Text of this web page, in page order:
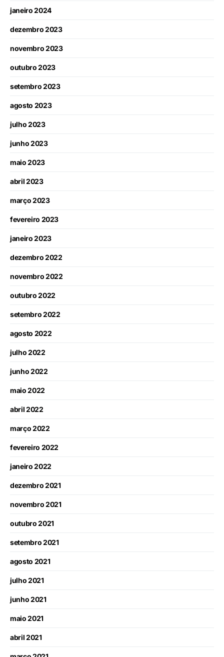
janeiro 2024
dezembro 2023
novembro 2023
outubro 2023
setembro 2023
agosto 2023
julho 2023
junho 2023
maio 2023
abril 2023
março 2023
fevereiro 2023
janeiro 2023
dezembro 2022
novembro 2022
outubro 2022
setembro 2022
agosto 2022
julho 2022
junho 2022
maio 2022
abril 2022
março 2022
fevereiro 2022
janeiro 2022
dezembro 2021
novembro 2021
outubro 2021
setembro 2021
agosto 2021
julho 2021
junho 2021
maio 2021
abril 2021